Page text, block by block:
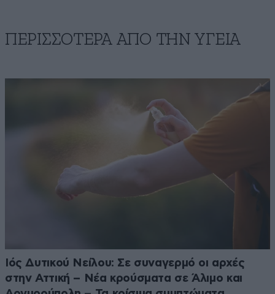
ΠΕΡΙΣΣΟΤΕΡΑ ΑΠΟ ΤΗΝ ΥΓΕΙΑ
Ιός Δυτικού Νείλου: Σε συναγερμό οι αρχές
στην Αττική – Νέα κρούσματα σε Άλιμο και